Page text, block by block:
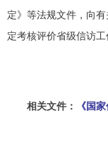
定》等法规文件，向
定考核评价省级信访
相关文件： 《国